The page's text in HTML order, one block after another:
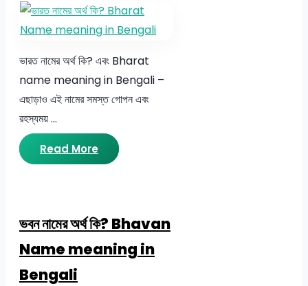
ভারত নামের অর্থ কি? এবং Bharat
name meaning in Bengali –
এছাড়াও এই নামের সমস্ত গোপন এবং
রহস্যময় …
Read More
ভবন নামের অর্থ কি? Bhavan
Name meaning in
Bengali